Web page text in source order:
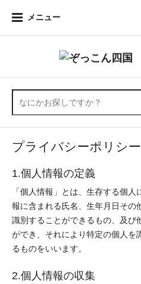
メニュー
プライバシーポリシー
1.個人情報の定義
「個人情報」とは、生存する個
報に含まれる氏名、生年月日その
識別することができるもの、及び
ができ、それにより特定の個人を
るものをいいます。
2.個人情報の収集